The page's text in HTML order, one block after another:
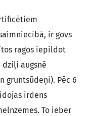
ir govs
ragos iepildot
dziļi augsnē
gruntsūdeņi). Pēc 6
irdens
To ieber